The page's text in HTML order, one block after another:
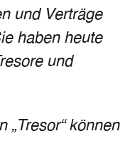
und Verträge
haben heute
und
„Tresor“ können